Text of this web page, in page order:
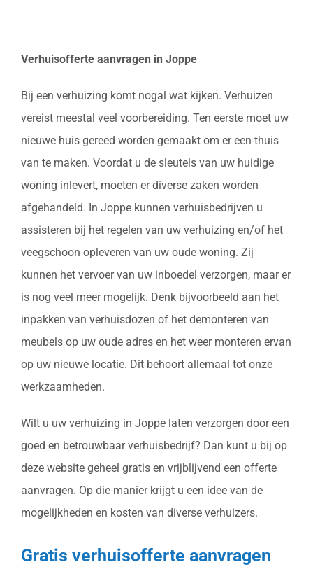
Verhuisofferte aanvragen in Joppe
Bij een verhuizing komt nogal wat kijken. Verhuizen
vereist meestal veel voorbereiding. Ten eerste moet uw
nieuwe huis gereed worden gemaakt om er een thuis
van te maken. Voordat u de sleutels van uw huidige
woning inlevert, moeten er diverse zaken worden
afgehandeld. In Joppe kunnen verhuisbedrijven u
assisteren bij het regelen van uw verhuizing en/of het
veegschoon opleveren van uw oude woning. Zij
kunnen het vervoer van uw inboedel verzorgen, maar er
is nog veel meer mogelijk. Denk bijvoorbeeld aan het
inpakken van verhuisdozen of het demonteren van
meubels op uw oude adres en het weer monteren ervan
op uw nieuwe locatie. Dit behoort allemaal tot onze
werkzaamheden.
Wilt u uw verhuizing in Joppe laten verzorgen door een
goed en betrouwbaar verhuisbedrijf? Dan kunt u bij op
deze website geheel gratis en vrijblijvend een offerte
aanvragen. Op die manier krijgt u een idee van de
mogelijkheden en kosten van diverse verhuizers.
Gratis verhuisofferte aanvragen